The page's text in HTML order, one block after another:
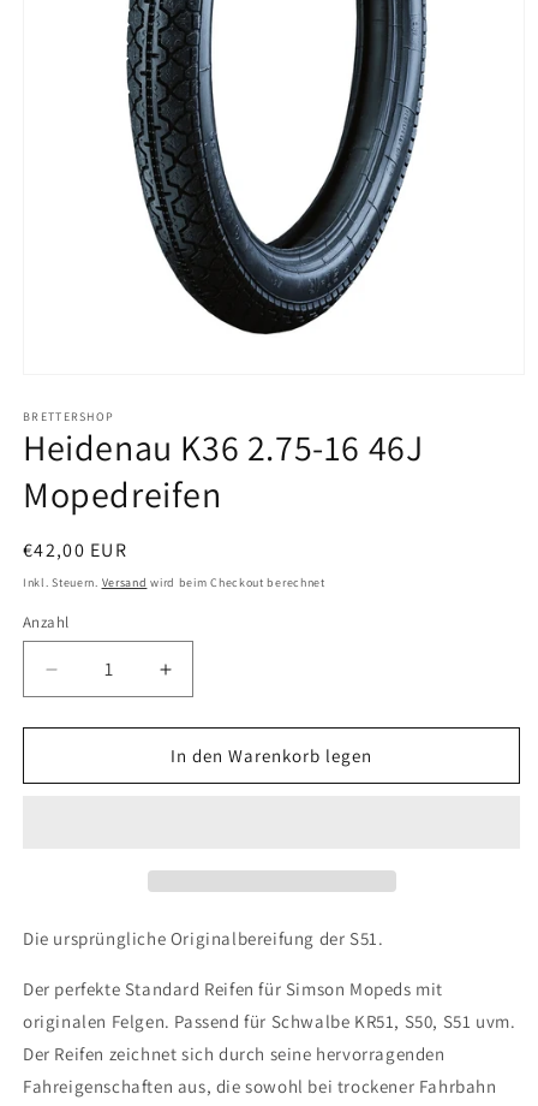
in
Modal
öffnen
BRETTERSHOP
Heidenau K36 2.75-16 46J
Mopedreifen
Normaler
Preis
€42,00 EUR
Inkl. Steuern. Versand wird beim Checkout berechnet
Anzahl
Verringere
die
Menge
Heidenau
Erhöhe
die
Menge
für
Heidenau
In den Warenkorb legen
Die ursprüngliche Originalbereifung der S51.
Der perfekte Standard Reifen für Simson Mopeds mit
originalen Felgen. Passend für Schwalbe KR51, S50, S51 uvm.
Der Reifen zeichnet sich durch seine hervorragenden
Fahreigenschaften aus, die sowohl bei trockener Fahrbahn